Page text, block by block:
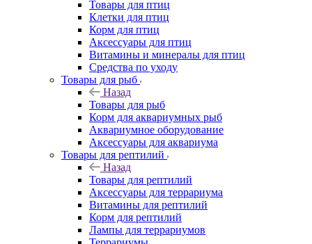
Товары для птиц
Клетки для птиц
Корм для птиц
Аксессуары для птиц
Витамины и минералы для птиц
Средства по уходу
Товары для рыб
Назад
Товары для рыб
Корм для аквариумных рыб
Аквариумное оборудование
Аксессуары для аквариума
Товары для рептилий
Назад
Товары для рептилий
Аксессуары для террариума
Витамины для рептилий
Корм для рептилий
Лампы для террариумов